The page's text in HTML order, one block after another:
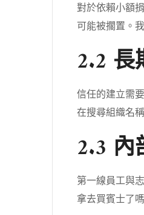
對於依賴小額
可能被擱置。
2.2
信任的建立需
在搜尋組織名
2.3
第一線員工與
拿去買賓士了